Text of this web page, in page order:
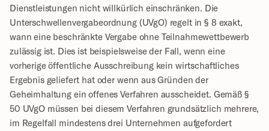
Dienstleistungen nicht willkürlich einschränken. Die
Unterschwellenvergabeordnung (UVgO) regelt in § 8 exakt,
wann eine beschränkte Vergabe ohne Teilnahmewettbewerb
zulässig ist. Dies ist beispielsweise der Fall, wenn eine
vorherige öffentliche Ausschreibung kein wirtschaftliches
Ergebnis geliefert hat oder wenn aus Gründen der
Geheimhaltung ein offenes Verfahren ausscheidet. Gemäß §
50 UVgO müssen bei diesem Verfahren grundsätzlich mehrere,
im Regelfall mindestens drei Unternehmen aufgefordert